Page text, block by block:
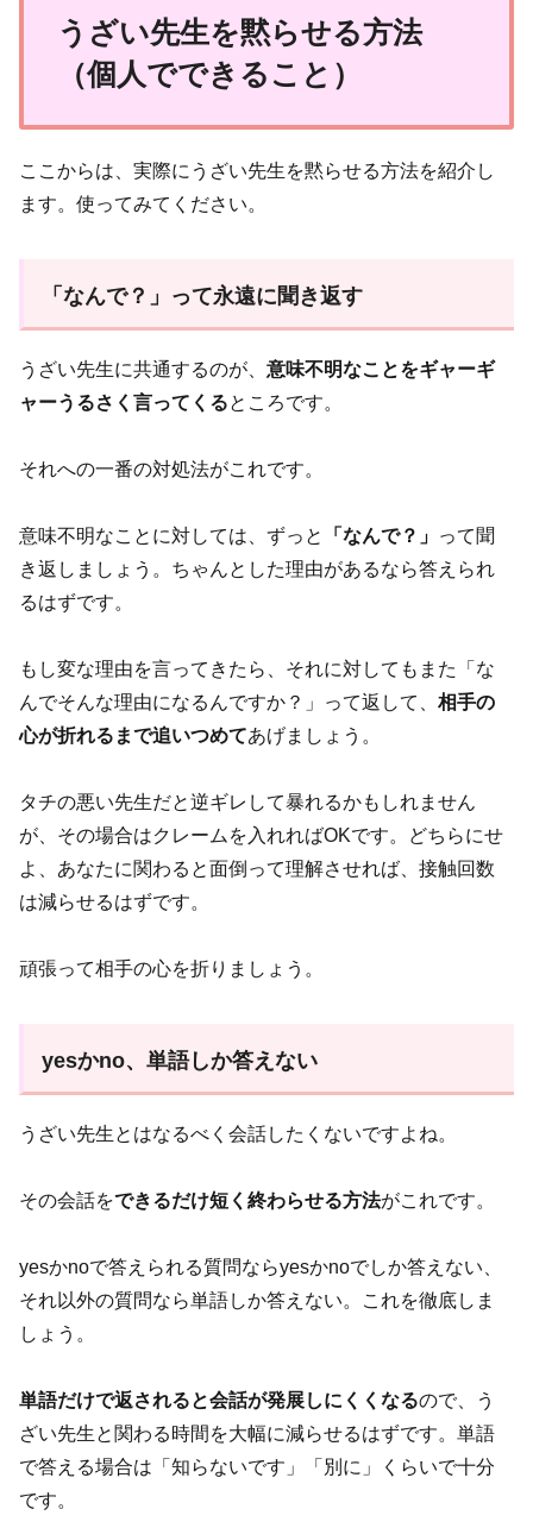
うざい先生を黙らせる方法
（個人でできること）
ここからは、実際にうざい先生を黙らせる方法を紹介し
ます。使ってみてください。
「なんで？」って永遠に聞き返す
うざい先生に共通するのが、意味不明なことをギャーギ
ャーうるさく言ってくるところです。
それへの一番の対処法がこれです。
意味不明なことに対しては、ずっと 「なんで？」 って聞
き返しましょう。ちゃんとした理由があるなら答えられ
るはずです。
もし変な理由を言ってきたら、それに対してもまた「な
んでそんな理由になるんですか？」って返して、相手の
心が折れるまで追いつめてあげましょう。
タチの悪い先生だと逆ギレして暴れるかもしれません
が、その場合はクレームを入れればOKです。どちらにせ
よ、あなたに関わると面倒って理解させれば、接触回数
は減らせるはずです。
頑張って相手の心を折りましょう。
yesかno、単語しか答えない
うざい先生とはなるべく会話したくないですよね。
その会話をできるだけ短く終わらせる方法がこれです。
yesかnoで答えられる質問ならyesかnoでしか答えない、
それ以外の質問なら単語しか答えない。これを徹底しま
しょう。
単語だけで返されると会話が発展しにくくなるので、う
ざい先生と関わる時間を大幅に減らせるはずです。単語
で答える場合は「知らないです」「別に」くらいで十分
です。